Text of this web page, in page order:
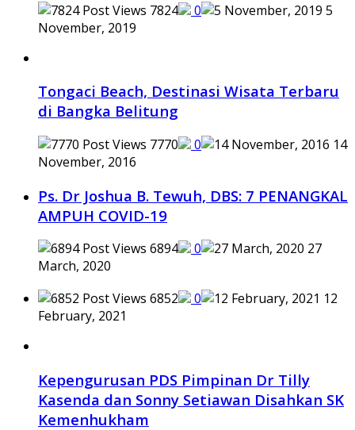
7824 0
5
November, 2019
Tongaci Beach, Destinasi Wisata Terbaru
di Bangka Belitung
7770 0
14
November, 2016
Ps. Dr Joshua B. Tewuh, DBS: 7 PENANGKAL
AMPUH COVID-19
6894 0
27
March, 2020
6852
0
12
February, 2021
Kepengurusan PDS Pimpinan Dr Tilly
Kasenda dan Sonny Setiawan Disahkan SK
Kemenhukham